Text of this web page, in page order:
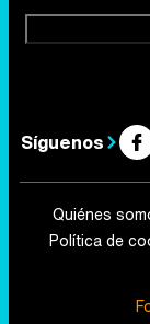
Síguenos
Quiénes
Política de